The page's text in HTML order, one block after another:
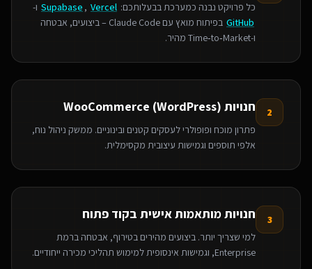
כל פרויקט נבנה כמערכת בבעלותכם: Supabase , Vercel
ו-
GitHub
בפיתוח מואץ עם Claude Code – ביצועים, אבטחה
ו‑Time‑to‑Market מהיר.
2 חנויות WooCommerce (WordPress)
פתרון מוכח ופופולרי לעסקים קטנים ובינוניים. ממשק ניהול נוח,
אלפי תוספים וגמישות עיצובית מקסימלית.
3 חנויות מותאמות אישית בקוד פתוח
למי שצריך יותר. ביצועים מהירים בטירוף, אבטחה ברמת
Enterprise, וגמישות אינסופית למימוש תהליכי מכירה ייחודיים.